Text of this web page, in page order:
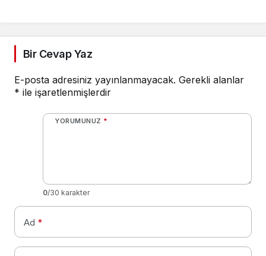
Bir Cevap Yaz
E-posta adresiniz yayınlanmayacak. Gerekli alanlar
* ile işaretlenmişlerdir
YORUMUNUZ *
0/30 karakter
Ad *